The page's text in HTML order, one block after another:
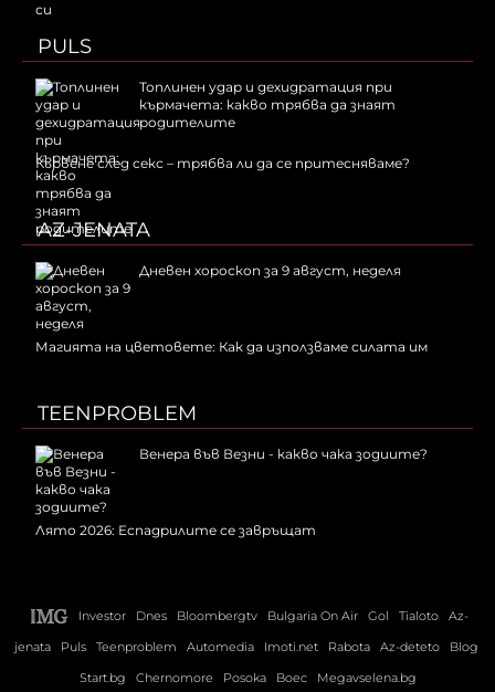
PULS
Топлинен удар и дехидратация при
кърмачета: какво трябва да знаят
родителите
Кървене след секс – трябва ли да се притесняваме?
AZ-JENATA
Дневен хороскоп за 9 август, неделя
Магията на цветовете: Как да използваме силата им
TEENPROBLEM
Венера във Везни - какво чака зодиите?
Лято 2026: Еспадрилите се завръщат
Investor Dnes Bloombergtv Bulgaria On Air Gol Tialoto
Az-
jenata
Puls Teenproblem Automedia Imoti.net Rabota Az-deteto
Blog
Start.bg
Chernomore Posoka Boec Megavselena.bg